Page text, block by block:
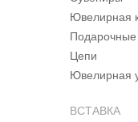
Ювелирная
Подарочные
Цепи
Ювелирная
ВСТАВКА